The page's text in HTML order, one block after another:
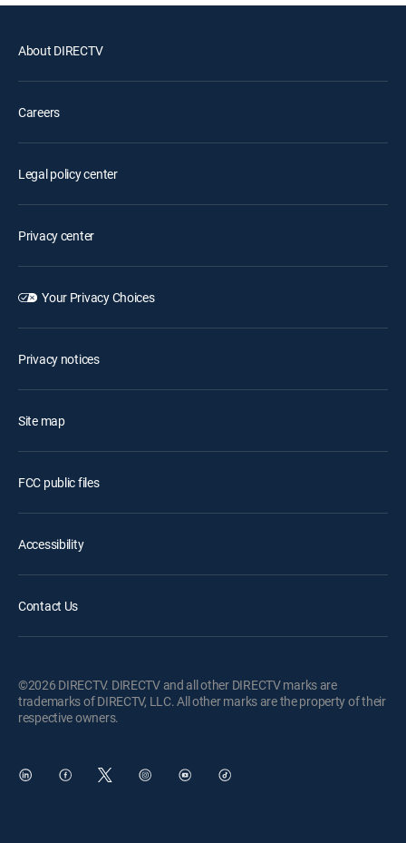
About DIRECTV
Careers
Legal policy center
Privacy center
Your Privacy Choices
Privacy notices
Site map
FCC public files
Accessibility
Contact Us
©2026 DIRECTV. DIRECTV and all other DIRECTV marks are
trademarks of DIRECTV, LLC. All other marks are the property of their
respective owners.